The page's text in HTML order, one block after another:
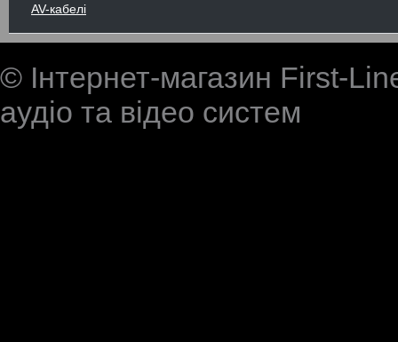
AV-кабелі
© Інтернет-магазин First-
аудіо та відео систем